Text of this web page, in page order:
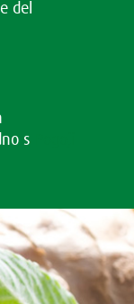
del
s